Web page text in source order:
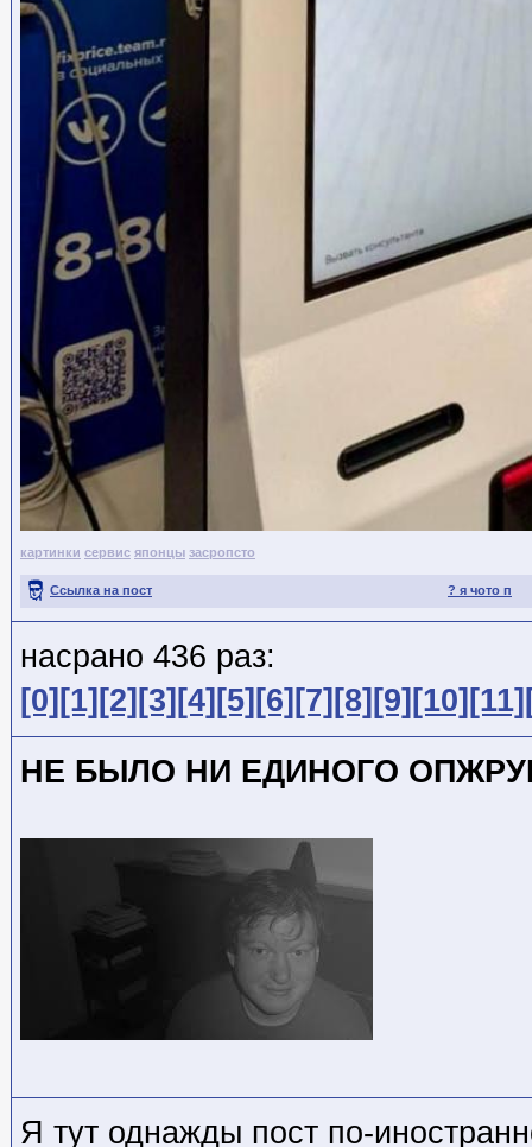
картинки сервис японцы засропсто
? я чото п
Ссылка на пост
насрано 436 раз:
[0] [1] [2] [3] [4] [5] [6] [7] [8] [9] [10] [11]
НЕ БЫЛО НИ ЕДИНОГО
Я тут однажды пост по-